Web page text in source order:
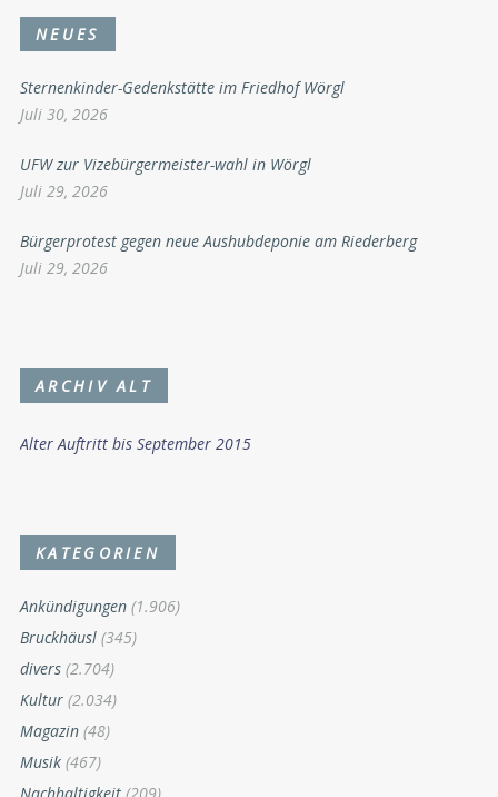
NEUES
Sternenkinder-Gedenkstätte im Friedhof Wörgl
Juli 30, 2026
UFW zur Vizebürgermeister-wahl in Wörgl
Juli 29, 2026
Bürgerprotest gegen neue Aushubdeponie am Riederberg
Juli 29, 2026
ARCHIV ALT
Alter Auftritt bis September 2015
KATEGORIEN
Ankündigungen (1.906)
Bruckhäusl (345)
divers (2.704)
Kultur (2.034)
Magazin (48)
Musik (467)